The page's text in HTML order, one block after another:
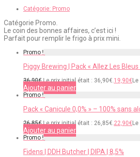
Catégorie: Promo
Catégorie Promo.
Le coin des bonnes affaires, c’est ici !
Parfait pour remplir le frigo à prix mini.
Promo !
Piggy Brewing | Pack « Allez Les Bleus
36,90€ Le prix initial était : 36,90€.19,90€
Ajouter au panier
Promo !
Pack « Canicule 0,0% » – 100% sans
26,85€ Le prix initial était : 26,85€.22,90€
Ajouter au panier
Promo !
Fidens | DDH Butcher | DIPA | 8,5%